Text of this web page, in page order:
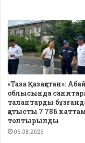
«Таза Қазақстан»:
облысында
талаптарды
қатысты 7 786
толтырылды
06.08.2026